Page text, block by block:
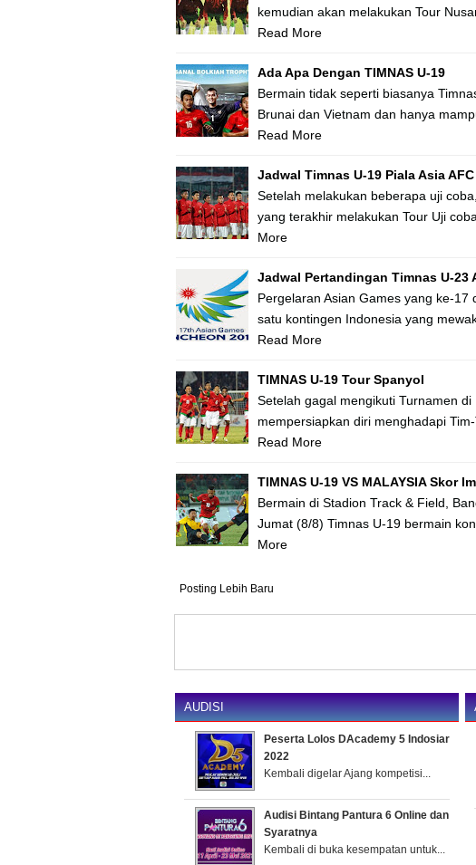
kemudian akan melakukan Tour
Read More
Ada Apa Dengan TIMNAS U-19
Bermain tidak seperti biasanya
Brunai dan Vietnam dan hanya
Read More
Jadwal Timnas U-19 Piala Asia
Setelah melakukan beberapa uji
yang terakhir melakukan Tour Uji
More
Jadwal Pertandingan Timnas U-23
Pergelaran Asian Games yang ke-
satu kontingen Indonesia yang
Read More
TIMNAS U-19 Tour Spanyol
Setelah gagal mengikuti Turnamen
mempersiapkan diri menghadapi
Read More
TIMNAS U-19 VS MALAYSIA Skor
Bermain di Stadion Track & Field,
Jumat (8/8) Timnas U-19 bermain
More
Posting Lebih Baru
AUDISI
Peserta Lolos DAcademy 5 Indosiar
2022
Kembali digelar Ajang kompetisi...
Audisi Bintang Pantura 6 Online dan
Syaratnya
Kembali di buka kesempatan untuk...